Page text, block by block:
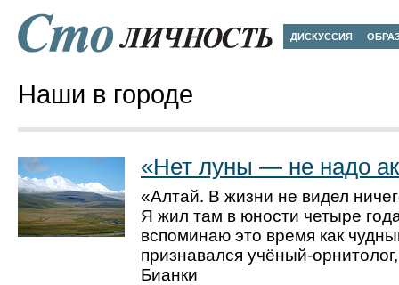
ДИСКУССИЯ
Наши в городе
«Нет луны — не надо
«Алтай. В жизни не видел
Я жил там в юности четыре
вспоминаю это время как
признавался учёный-
Бианки